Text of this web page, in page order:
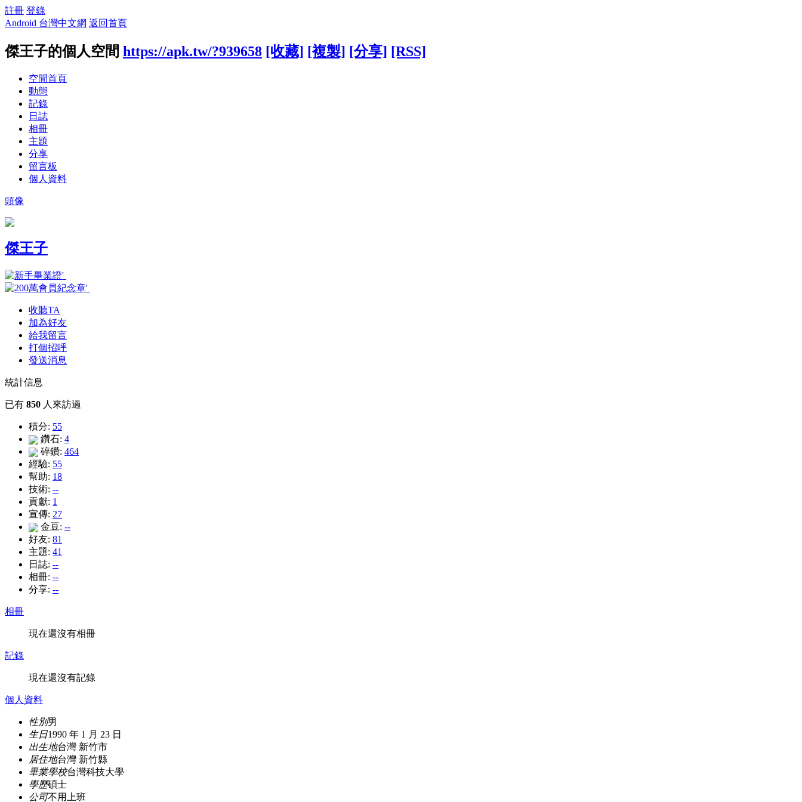
註冊 登錄
Android 台灣中文網 返回首頁
傑王子的個人空間 https://apk.tw/?939658 [收藏] [複製] [分享] [RSS]
空間首頁
動態
記錄
日誌
相冊
主題
分享
留言板
個人資料
頭像
傑王子
收聽TA
加為好友
給我留言
打個招呼
發送消息
統計信息
已有 850 人來訪過
積分: 55
鑽石: 4
碎鑽: 464
經驗: 55
幫助: 18
技術: --
貢獻: 1
宣傳: 27
金豆: --
好友: 81
主題: 41
日誌: --
相冊: --
分享: --
相冊
現在還沒有相冊
記錄
現在還沒有記錄
個人資料
性別男
生日1990 年 1 月 23 日
出生地台灣 新竹市
居住地台灣 新竹縣
畢業學校台灣科技大學
學歷碩士
公司不用上班